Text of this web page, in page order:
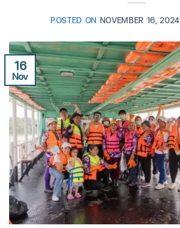
POSTED ON NOVEMBER 16, 2024
16
Nov